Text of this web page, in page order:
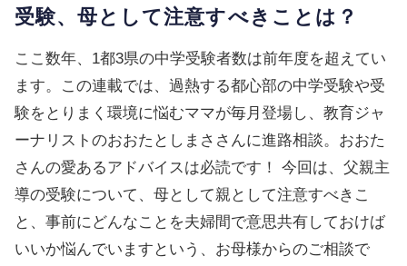
受験、母として注意すべきことは？
ここ数年、1都3県の中学受験者数は前年度を超えてい
ます。この連載では、過熱する都心部の中学受験や受
験をとりまく環境に悩むママが毎月登場し、教育ジャ
ーナリストのおおたとしまささんに進路相談。おおた
さんの愛あるアドバイスは必読です！ 今回は、父親主
導の受験について、母として親として注意すべきこ
と、事前にどんなことを夫婦間で意思共有しておけば
いいか悩んでいますという、お母様からのご相談で